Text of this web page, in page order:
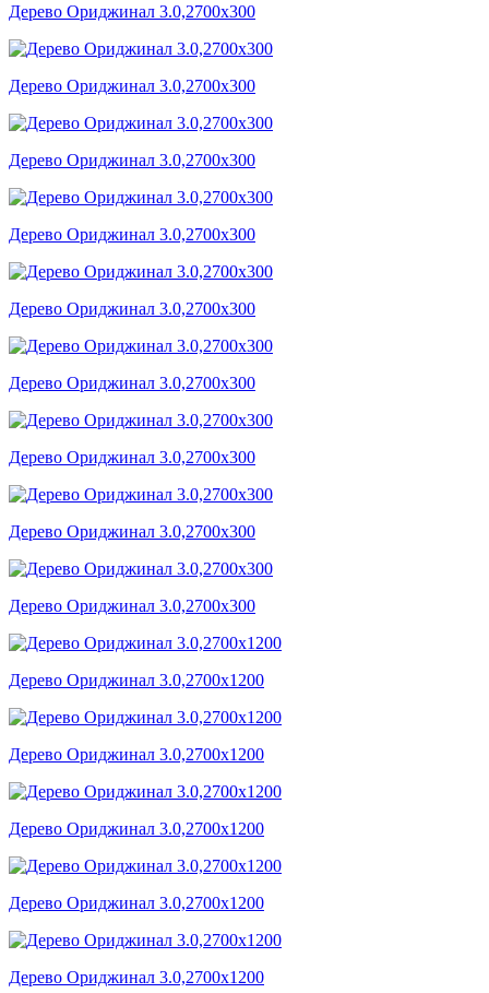
Дерево Ориджинал 3.0,2700x300
Дерево Ориджинал 3.0,2700x300
Дерево Ориджинал 3.0,2700x300
Дерево Ориджинал 3.0,2700x300
Дерево Ориджинал 3.0,2700x300
Дерево Ориджинал 3.0,2700x300
Дерево Ориджинал 3.0,2700x300
Дерево Ориджинал 3.0,2700x300
Дерево Ориджинал 3.0,2700x300
Дерево Ориджинал 3.0,2700x1200
Дерево Ориджинал 3.0,2700x1200
Дерево Ориджинал 3.0,2700x1200
Дерево Ориджинал 3.0,2700x1200
Дерево Ориджинал 3.0,2700x1200